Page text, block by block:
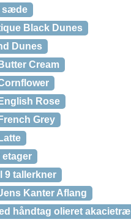
sæde
Black Dunes
Dunes
Cream
Rose
Grey
etager
9 tallerkner
Kanter Aflang
håndtag olieret akacietræ